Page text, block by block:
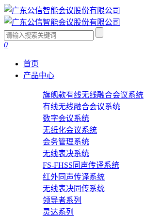
0
首页
产品中心
旗舰款有线无线融合会议系统
有线无线融合会议系统
数字会议系统
无纸化会议系统
会务管理系统
无线表决系统
FS-FHSS同声传译系统
红外同声传译系统
无线表决同传系统
领导者系列
灵达系列